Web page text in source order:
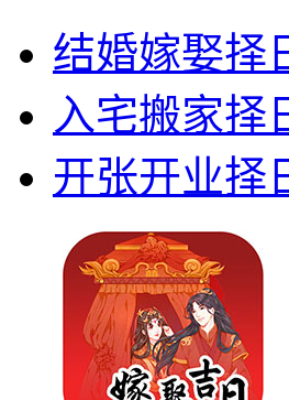
结婚嫁娶择
入宅搬家择
开张开业择